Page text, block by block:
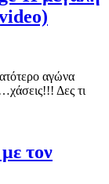
αγώνα
Δες τι
τον